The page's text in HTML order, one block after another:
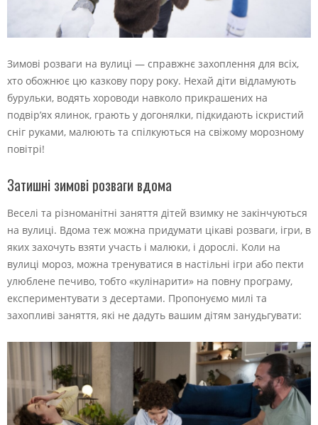
Зимові розваги на вулиці — справжнє захоплення для всіх,
хто обожнює цю казкову пору року. Нехай діти відламують
бурульки, водять хороводи навколо прикрашених на
подвір’ях ялинок, грають у догонялки, підкидають іскристий
сніг руками, малюють та спілкуються на свіжому морозному
повітрі!
Затишні зимові розваги вдома
Веселі та різноманітні заняття дітей взимку не закінчуються
на вулиці. Вдома теж можна придумати цікаві розваги, ігри, в
яких захочуть взяти участь і малюки, і дорослі. Коли на
вулиці мороз, можна тренуватися в настільні ігри або пекти
улюблене печиво, тобто «кулінарити» на повну програму,
експериментувати з десертами. Пропонуємо милі та
захопливі заняття, які не дадуть вашим дітям занудьгувати: